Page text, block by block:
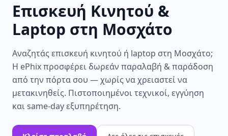
Επισκευή Κινητού &
Laptop στη Μοσχάτο
Αναζητάς επισκευή κινητού ή laptop στη Μοσχάτο;
Η ePhix προσφέρει δωρεάν παραλαβή & παράδοση
από την πόρτα σου — χωρίς να χρειαστεί να
μετακινηθείς. Πιστοποιημένοι τεχνικοί, εγγύηση
και same-day εξυπηρέτηση.